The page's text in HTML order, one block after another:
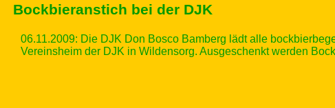
Bockbieranstich bei der DJK
06.11.2009: Die DJK Don Bosco Bamberg lädt alle
Vereinsheim der DJK in Wildensorg. Ausgeschenkt werden